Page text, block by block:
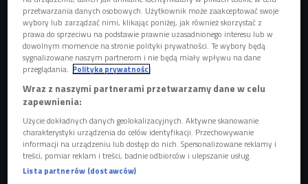
Atletyczne ciała lubią słońce, więc wraz z nadejściem
wiosny mobilizujemy się do działania- śmieje się Dawid
Kujawski, organizator imprezy. - LOGinLAB to widowisko, w
którym uczestniczą atletki i atletki, i swoim "body language"
Tu wszystko stoi na głowie i opiera się na mocnych
mięśniach- relacjonował ubiegłoroczne zawody LOGinLAB
Piotr Galus. W tym roku impreza powróci na sportową mapę
Polski i ponownie odbędzie się pod patronatem Czwórki. -
W tym roku zapraszamy w różne miejsca Polski, m.in. do
przetwarzania danych osobowych. Użytkownik może zaakceptować swoje
wybory lub zarządzać nimi, klikając poniżej, jak również skorzystać z
prawa do sprzeciwu na podstawie prawnie uzasadnionego interesu lub w
dowolnym momencie na stronie polityki prywatności. Te wybory będą
sygnalizowane naszym partnerom i nie będą miały wpływu na dane
przeglądania. Polityka prywatności
Wraz z naszymi partnerami przetwarzamy dane w celu
zapewnienia:
Użycie dokładnych danych geolokalizacyjnych. Aktywne skanowanie
charakterystyki urządzenia do celów identyfikacji. Przechowywanie
informacji na urządzeniu lub dostęp do nich. Spersonalizowane reklamy i
treści, pomiar reklam i treści, badnie odbiorców i ulepszanie usług.
Lista partnerów (dostawców)